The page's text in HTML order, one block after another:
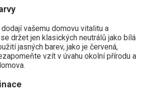
vašemu domovu vitalitu a
držet jen klasických neutrálů jako bílá
jasných barev, jako je červená,
vzít v úvahu okolní přírodu a